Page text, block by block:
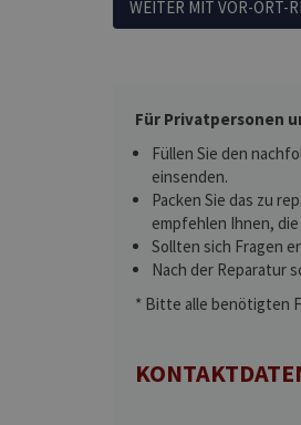
WEITER MIT VOR-ORT-
Für Privatpersonen
Füllen Sie den
einsenden.
Packen Sie das zu
empfehlen Ihnen,
Sollten sich Fragen
Nach der Reparatur
* Bitte alle benötigten